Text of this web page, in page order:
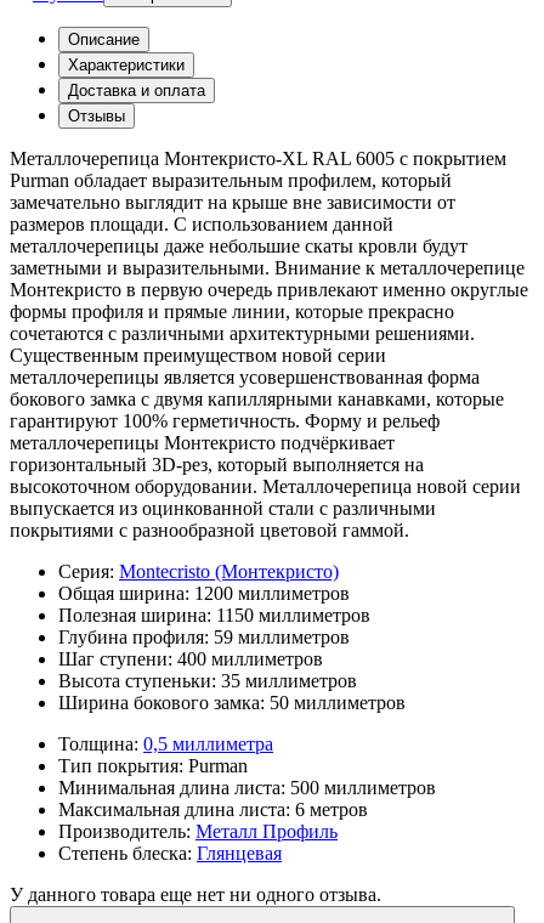
Описание
Характеристики
Доставка и оплата
Отзывы
Металлочерепица Монтекристо-XL RAL 6005 с покрытием
Purman обладает выразительным профилем, который
замечательно выглядит на крыше вне зависимости от
размеров площади. С использованием данной
металлочерепицы даже небольшие скаты кровли будут
заметными и выразительными. Внимание к металлочерепице
Монтекристо в первую очередь привлекают именно округлые
формы профиля и прямые линии, которые прекрасно
сочетаются с различными архитектурными решениями.
Существенным преимуществом новой серии
металлочерепицы является усовершенствованная форма
бокового замка с двумя капиллярными канавками, которые
гарантируют 100% герметичность. Форму и рельеф
металлочерепицы Монтекристо подчёркивает
горизонтальный 3D-рез, который выполняется на
высокоточном оборудовании. Металлочерепица новой серии
выпускается из оцинкованной стали с различными
покрытиями с разнообразной цветовой гаммой.
Серия: Montecristo (Монтекристо)
Общая ширина: 1200 миллиметров
Полезная ширина: 1150 миллиметров
Глубина профиля: 59 миллиметров
Шаг ступени: 400 миллиметров
Высота ступеньки: 35 миллиметров
Ширина бокового замка: 50 миллиметров
Толщина: 0,5 миллиметра
Тип покрытия: Purman
Минимальная длина листа: 500 миллиметров
Максимальная длина листа: 6 метров
Производитель: Металл Профиль
Степень блеска: Глянцевая
У данного товара еще нет ни одного отзыва.